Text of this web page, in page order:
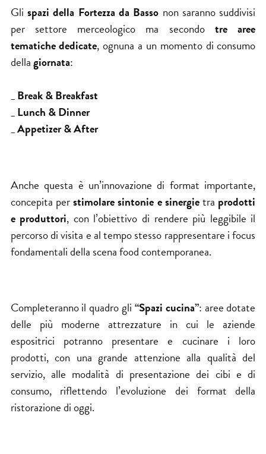
Gli spazi della Fortezza da Basso non saranno suddivisi
per settore merceologico ma secondotre aree
tematiche dedicate, ognuna a un momento di consumo
dellagiornata:
_Break & Breakfast
_Lunch & Dinner
_Appetizer & After
Anche questa è un’innovazione di format importante,
concepita perstimolare sintonie e sinergietra prodotti
e produttori, con l’obiettivo di rendere più leggibile il
percorso di visita e al tempo stesso rappresentare i focus
fondamentali della scena food contemporanea.
Completeranno il quadro gli “Spazi cucina”: aree dotate
delle più moderne attrezzature in cui le aziende
espositrici potranno presentare e cucinare i loro
prodotti, con una grande attenzione alla qualità del
servizio, alle modalità di presentazione dei cibi e di
consumo, riflettendo l’evoluzione dei format della
ristorazione di oggi.